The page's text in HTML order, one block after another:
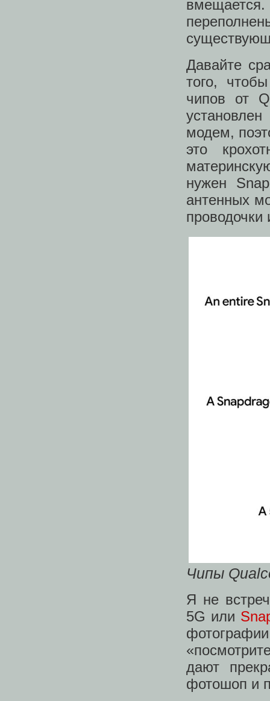
Давайте
того,
чипов от
модем,
это
нужен
антенных
проводочки
Чипы
Я не
5G или
дают
фотошоп и